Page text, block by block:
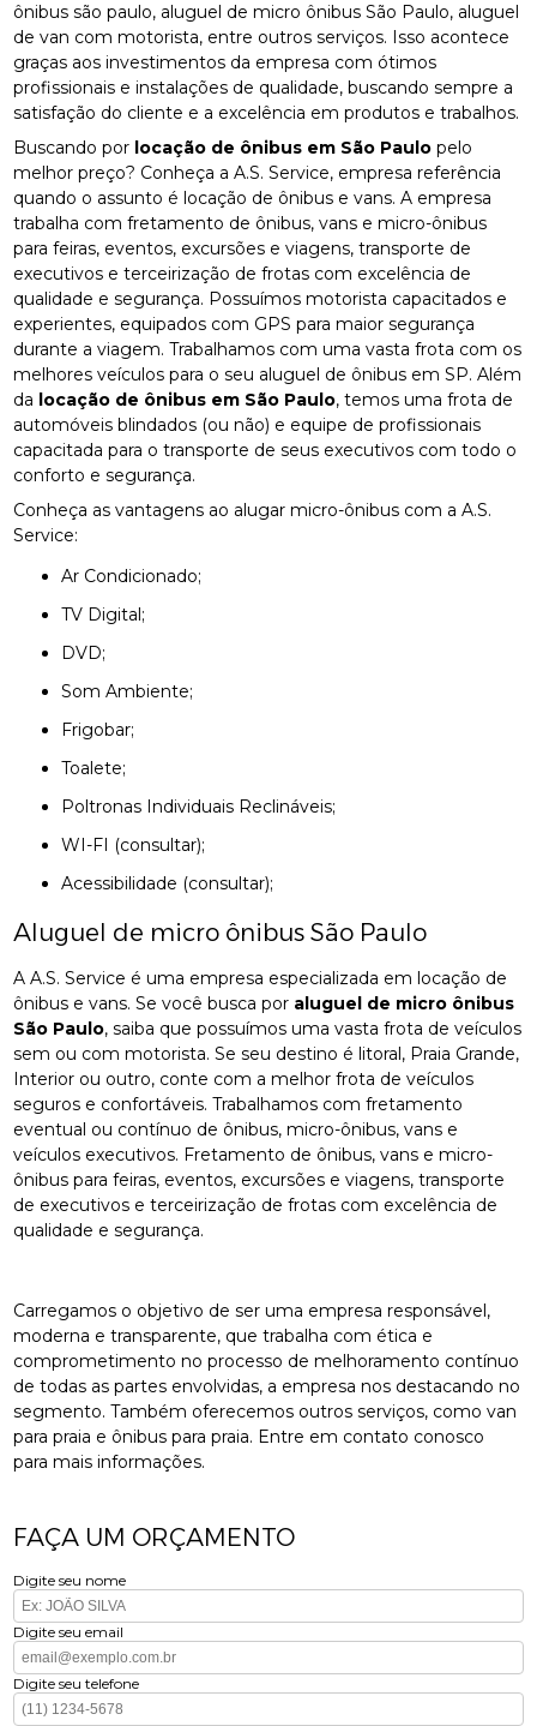
ônibus são paulo, aluguel de micro ônibus São Paulo, aluguel
de van com motorista, entre outros serviços. Isso acontece
graças aos investimentos da empresa com ótimos
profissionais e instalações de qualidade, buscando sempre a
satisfação do cliente e a excelência em produtos e trabalhos.
Buscando por locação de ônibus em São Paulo pelo
melhor preço? Conheça a A.S. Service, empresa referência
quando o assunto é locação de ônibus e vans. A empresa
trabalha com fretamento de ônibus, vans e micro-ônibus
para feiras, eventos, excursões e viagens, transporte de
executivos e terceirização de frotas com excelência de
qualidade e segurança. Possuímos motorista capacitados e
experientes, equipados com GPS para maior segurança
durante a viagem. Trabalhamos com uma vasta frota com os
melhores veículos para o seu aluguel de ônibus em SP. Além
da locação de ônibus em São Paulo, temos uma frota de
automóveis blindados (ou não) e equipe de profissionais
capacitada para o transporte de seus executivos com todo o
conforto e segurança.
Conheça as vantagens ao alugar micro-ônibus com a A.S.
Service:
Ar Condicionado;
TV Digital;
DVD;
Som Ambiente;
Frigobar;
Toalete;
Poltronas Individuais Reclináveis;
WI-FI (consultar);
Acessibilidade (consultar);
Aluguel de micro ônibus São Paulo
A A.S. Service é uma empresa especializada em locação de
ônibus e vans. Se você busca por aluguel de micro ônibus
São Paulo, saiba que possuímos uma vasta frota de veículos
sem ou com motorista. Se seu destino é litoral, Praia Grande,
Interior ou outro, conte com a melhor frota de veículos
seguros e confortáveis. Trabalhamos com fretamento
eventual ou contínuo de ônibus, micro-ônibus, vans e
veículos executivos. Fretamento de ônibus, vans e micro-
ônibus para feiras, eventos, excursões e viagens, transporte
de executivos e terceirização de frotas com excelência de
qualidade e segurança.
Carregamos o objetivo de ser uma empresa responsável,
moderna e transparente, que trabalha com ética e
comprometimento no processo de melhoramento contínuo
de todas as partes envolvidas, a empresa nos destacando no
segmento. Também oferecemos outros serviços, como van
para praia e ônibus para praia. Entre em contato conosco
para mais informações.
FAÇA UM ORÇAMENTO
Digite seu nome
Digite seu email
Digite seu telefone